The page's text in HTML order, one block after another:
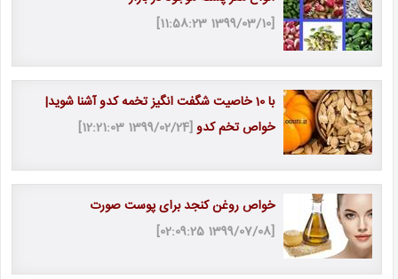
[1399/03/10 11:58:23]
با 10 خاصیت شگفت انگیز تخمه کدو آشنا شوید|
خواص تخم کدو[1399/02/24 12:21:03]
خواص روغن کنجد برای پوست صورت
[1399/07/08 02:09:25]